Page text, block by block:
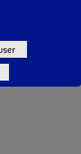
de
son